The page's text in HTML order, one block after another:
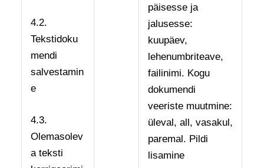
4.2.
Tekstidoku
mendi
salvestamin
e
4.3.
Olemasolev
a teksti
päisesse ja
jalusesse:
kuupäev,
lehenumbriteave,
failinimi. Kogu
dokumendi
veeriste muutmine:
üleval, all, vasakul,
paremal. Pildi
lisamine